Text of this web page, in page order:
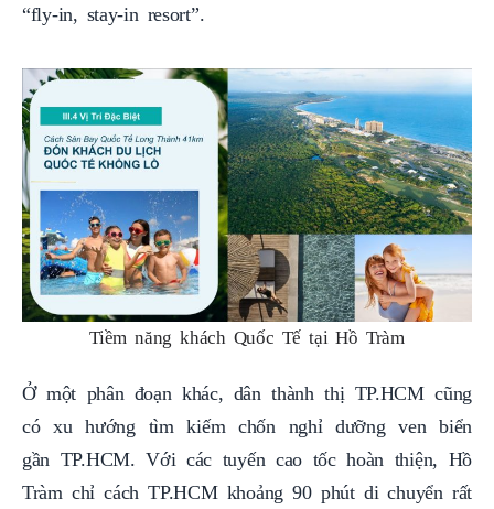
“fly‑in, stay‑in resort”.
Tiềm năng khách Quốc Tế tại Hồ Tràm
Ở một phân đoạn khác, dân thành thị TP.HCM cũng
có xu hướng tìm kiếm chốn nghỉ dưỡng ven biển
gần TP.HCM. Với các tuyến cao tốc hoàn thiện, Hồ
Tràm chỉ cách TP.HCM khoảng 90 phút di chuyển rất